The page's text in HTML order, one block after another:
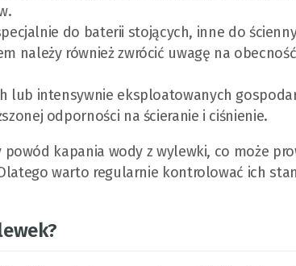
do baterii stojących, inne do
należy również zwrócić uwagę na obecność
lub intensywnie eksploatowanych
odporności na ścieranie i ciśnienie.
kapania wody z wylewki, co może
warto regularnie kontrolować ich